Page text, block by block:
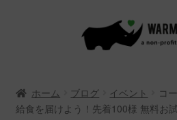
シ
ョ
ツ
へ
ホーム ブログ イベント
コ
給食を届けよう！先着100様 無料お